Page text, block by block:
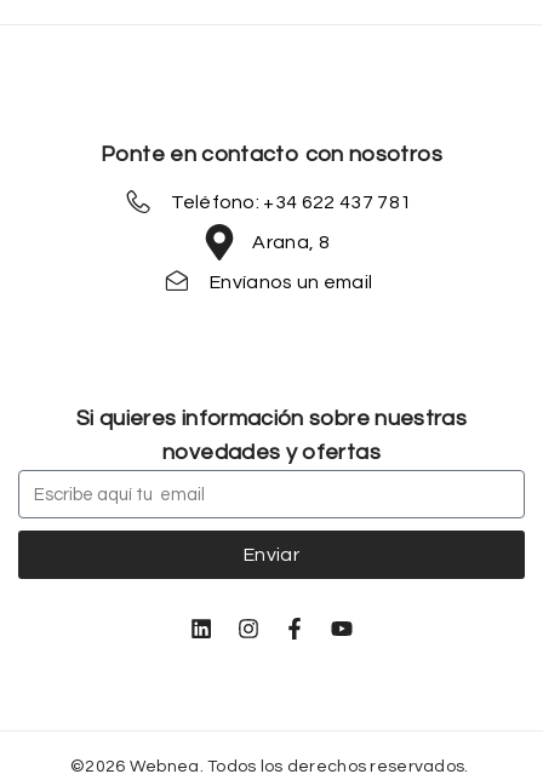
Ponte en contacto con nosotros
Teléfono: +34 622 437 781
Arana, 8
Envíanos un email
Si quieres información sobre nuestras
novedades y ofertas
Enviar
©2026 Webnea. Todos los derechos reservados.